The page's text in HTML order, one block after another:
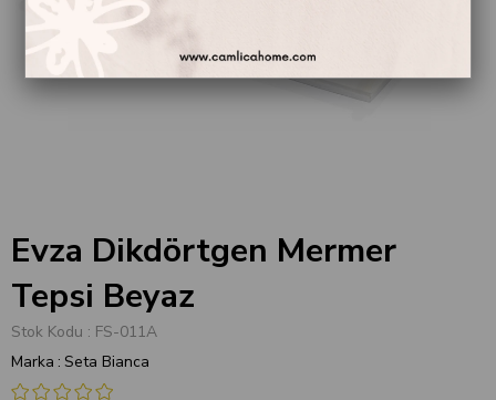
Evza Dikdörtgen Mermer
Tepsi Beyaz
Stok Kodu
FS-011A
Marka : Seta Bianca